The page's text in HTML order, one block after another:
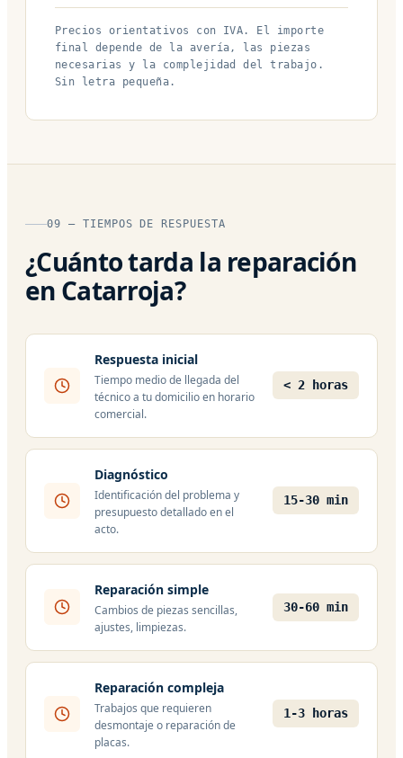
Precios orientativos con IVA. El importe
final depende de la avería, las piezas
necesarias y la complejidad del trabajo.
Sin letra pequeña.
09 — TIEMPOS DE RESPUESTA
¿Cuánto tarda la reparación
en Catarroja?
Respuesta inicial
Tiempo medio de llegada del
técnico a tu domicilio en horario
comercial.
< 2 horas
Diagnóstico
Identificación del problema y
presupuesto detallado en el
acto.
15-30 min
Reparación simple
Cambios de piezas sencillas,
ajustes, limpiezas.
30-60 min
Reparación compleja
Trabajos que requieren
desmontaje o reparación de
placas.
1-3 horas